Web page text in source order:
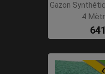
Gazon
4